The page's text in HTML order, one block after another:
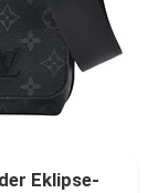
Eklipse-